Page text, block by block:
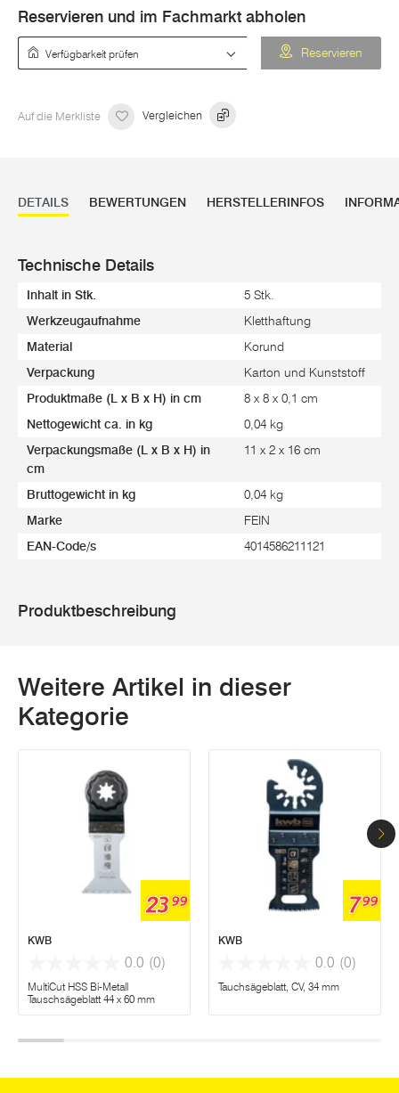
Reservieren und im Fachmarkt abholen
Reservieren
Auf die Merkliste Vergleichen
DETAILS BEWERTUNGEN HERSTELLERINFOS
Technische Details
Inhalt in Stk. 5 Stk.
Werkzeugaufnahme Kletthaftung
Material Korund
Verpackung Karton und Kunststoff
Produktmaße (L x B x H) in cm 8 x 8 x 0,1 cm
Nettogewicht ca. in kg 0,04 kg
Verpackungsmaße (L x B x H) in
cm
11 x 2 x 16 cm
Bruttogewicht in kg 0,04 kg
Marke FEIN
EAN-Code/s 4014586211121
Produktbeschreibung
Weitere Artikel in dieser
Kategorie
2399
KWB
0.0 (0)
MultiCut HSS Bi-Metall
Tauschsägeblatt 44 x 60 mm
799
KWB
0.0 (0)
Tauchsägeblatt, CV, 34 mm